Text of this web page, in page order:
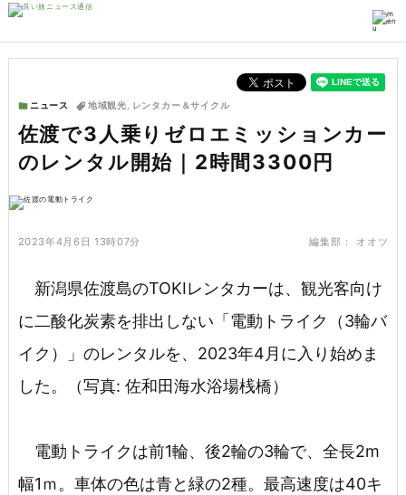
ニュース 地域観光, レンタカー＆サイクル
佐渡で3人乗りゼロエミッションカー
のレンタル開始｜2時間3300円
2023年4月6日 13時07分 編集部： オオツ
新潟県佐渡島のTOKIレンタカーは、観光客向け
に二酸化炭素を排出しない「電動トライク（3輪バ
イク）」のレンタルを、2023年4月に入り始めま
した。（写真: 佐和田海水浴場桟橋）
電動トライクは前1輪、後2輪の3輪で、全長2m
幅1ｍ。車体の色は青と緑の2種。最高速度は40キ